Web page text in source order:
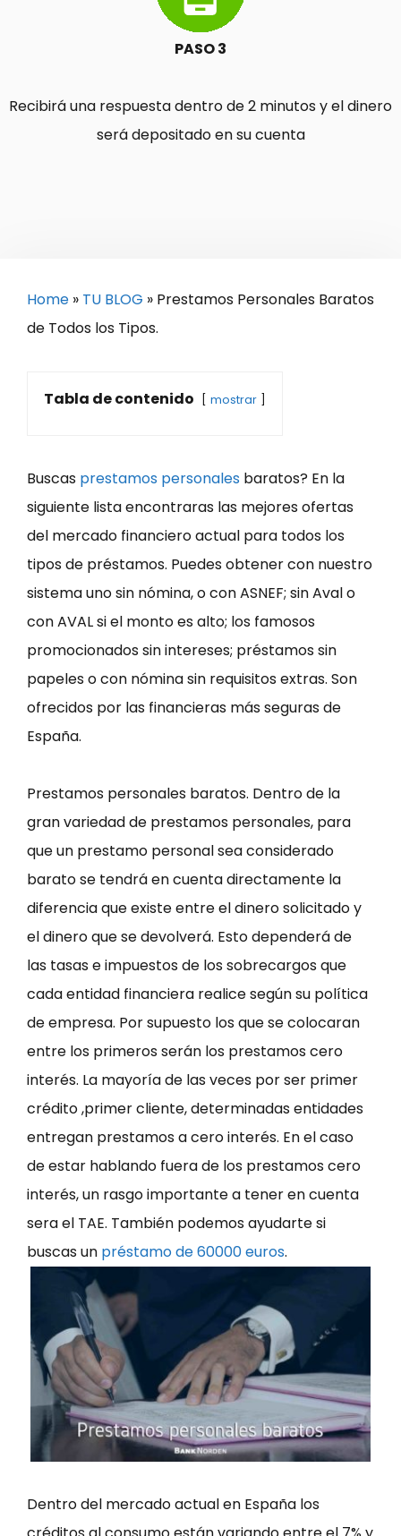
PASO 3
Recibirá una respuesta dentro de 2 minutos y el dinero
será depositado en su cuenta
Home » TU BLOG » Prestamos Personales Baratos
de Todos los Tipos.
Tabla de contenido mostrar
Buscas prestamos personales baratos? En la
siguiente lista encontraras las mejores ofertas
del mercado financiero actual para todos los
tipos de préstamos. Puedes obtener con nuestro
sistema uno sin nómina, o con ASNEF; sin Aval o
con AVAL si el monto es alto; los famosos
promocionados sin intereses; préstamos sin
papeles o con nómina sin requisitos extras. Son
ofrecidos por las financieras más seguras de
España.
Prestamos personales baratos. Dentro de la
gran variedad de prestamos personales, para
que un prestamo personal sea considerado
barato se tendrá en cuenta directamente la
diferencia que existe entre el dinero solicitado y
el dinero que se devolverá. Esto dependerá de
las tasas e impuestos de los sobrecargos que
cada entidad financiera realice según su política
de empresa. Por supuesto los que se colocaran
entre los primeros serán los prestamos cero
interés. La mayoría de las veces por ser primer
crédito ,primer cliente, determinadas entidades
entregan prestamos a cero interés. En el caso
de estar hablando fuera de los prestamos cero
interés, un rasgo importante a tener en cuenta
sera el TAE. También podemos ayudarte si
buscas un préstamo de 60000 euros.
Dentro del mercado actual en España los